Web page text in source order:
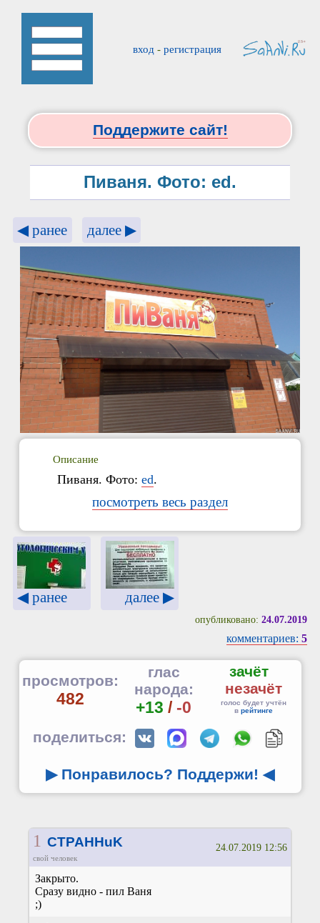
вход - регистрация
Поддержите сайт!
Пиваня. Фото: ed.
◀ ранее далее ▶
Описание
Пиваня. Фото: ed.
посмотреть весь раздел
◀ ранее далее ▶
опубликовано: 24.07.2019
комментариев: 5
просмотров:
482
глас
народа:
+13 / -0
зачёт
незачёт
голос будет учтён
в рейтинге
поделиться:
▶ Понравилось? Поддержи! ◀
1 CTPAHHuK
свой человек
24.07.2019 12:56
Закрыто.
Сразу видно - пил Ваня
;)